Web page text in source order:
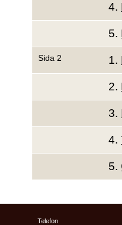
4.
5.
Sida 2 1.
2.
3.
4.
5.
Telefon